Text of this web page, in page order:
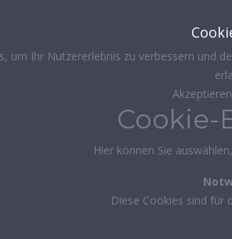
um Ihr Nutzererlebnis zu verbessern und
Akzeptieren
Cookie-
Hier können Sie
Diese Cookies sind für